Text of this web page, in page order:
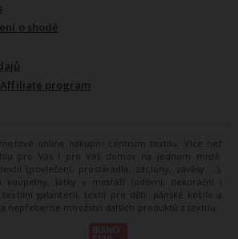
o shodě
program
online nákupní centrum textilu. Více než
pro Vás i pro Váš domov na jednom místě.
(povlečení, prostěradla, záclony, závěsy ...),
látky v metráži (oděvní, dekorační i
galanterii, textil pro děti, pánské košile a
nepřeberné množství dalších produktů z textilu.